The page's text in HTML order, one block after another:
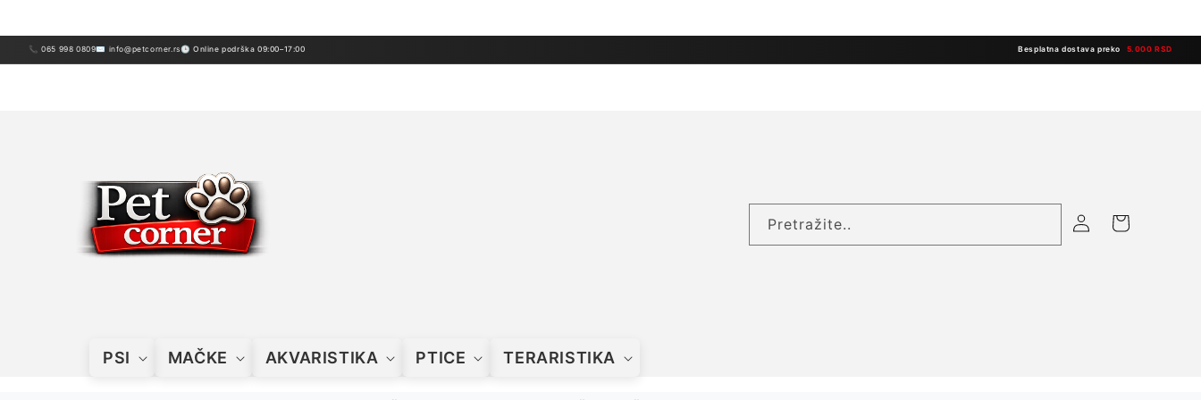
📞 065 998 0809✉ info@petcorner.rs🕒 Online podrška 09:00–17:00 Besplatna dostava preko 5.000 RSD
PSI MAČKE AKVARISTIKA PTICE TERARISTIKA
Pretražite..
Prijavite
Korpa